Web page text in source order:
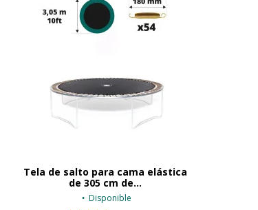
Tela de salto para cama elástica
de 305 cm de...
Disponible